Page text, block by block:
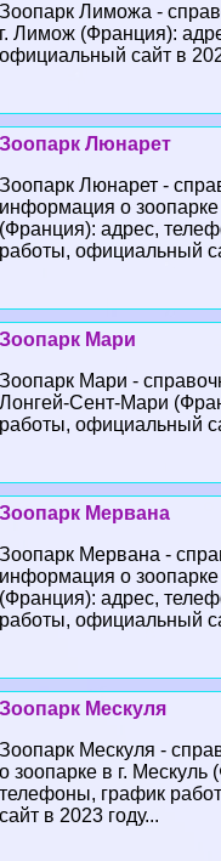
Зоопарк Лиможа -
г. Лимож (Франция):
официальный сайт в
Зоопарк Люнарет
Зоопарк Люнарет -
информация о зоопарке
(Франция): адрес,
работы, официальный
Зоопарк Мари
Зоопарк Мари -
Лонгeй-Сент-Мари
работы, официальный
Зоопарк Мервана
Зоопарк Мервана -
информация о зоопарке
(Франция): адрес,
работы, официальный
Зоопарк Мескуля
Зоопарк Мескуля -
о зоопарке в г. Мескуль
телефоны, график
сайт в 2023 году...